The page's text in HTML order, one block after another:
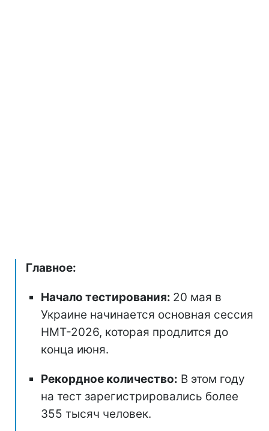
Главное:
Начало тестирования: 20 мая в
Украине начинается основная сессия
НМТ-2026, которая продлится до
конца июня.
Рекордное количество: В этом году
на тест зарегистрировались более
355 тысяч человек.